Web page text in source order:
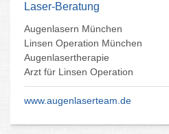
Laser-Beratung
Augenlasern München
Linsen Operation München
Augenlasertherapie
Arzt für Linsen Operation
www.augenlaserteam.de